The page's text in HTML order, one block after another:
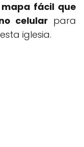
mapa fácil que
celular para
iglesia.